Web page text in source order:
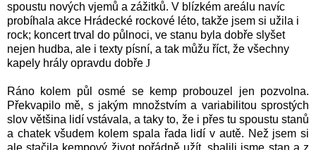
spoustu nových vjemů a zážitků. V blízkém areálu navíc
probíhala akce Hrádecké rockové léto, takže jsem si užila i
rock; koncert trval do půlnoci, ve stanu byla dobře slyšet
nejen hudba, ale i texty písní, a tak můžu říct, že všechny
kapely hrály opravdu dobře J
Ráno kolem půl osmé se kemp probouzel jen pozvolna.
Překvapilo mě, s jakým množstvím a variabilitou sprostých
slov většina lidí vstávala, a taky to, že i přes tu spoustu stanů
a chatek všudem kolem spala řada lidí v autě. Než jsem si